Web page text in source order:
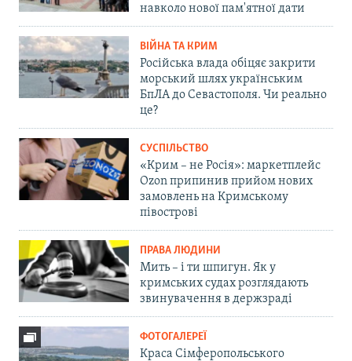
навколо нової пам'ятної дати
ВІЙНА ТА КРИМ
Російська влада обіцяє закрити
морський шлях українським
БпЛА до Севастополя. Чи реально
це?
СУСПІЛЬСТВО
«Крим – не Росія»: маркетплейс
Ozon припинив прийом нових
замовлень на Кримському
півострові
ПРАВА ЛЮДИНИ
Мить – і ти шпигун. Як у
кримських судах розглядають
звинувачення в держзраді
ФОТОГАЛЕРЕЇ
Краса Сімферопольського